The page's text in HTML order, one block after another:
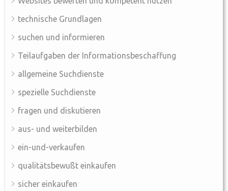
technische Grundlagen
suchen und informieren
Teilaufgaben der Informationsbeschaffung
allgemeine Suchdienste
spezielle Suchdienste
fragen und diskutieren
aus- und weiterbilden
ein-und-verkaufen
qualitätsbewußt einkaufen
sicher einkaufen